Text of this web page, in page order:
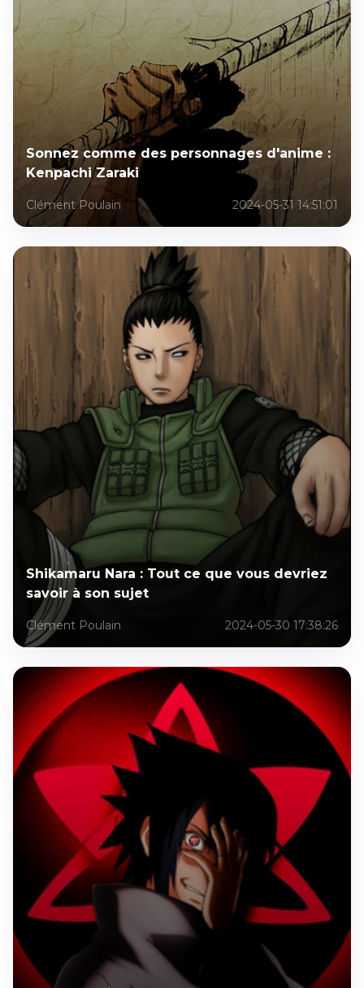
Sonnez comme des personnages d'anime :
Kenpachi Zaraki
Clément Poulain 2024-05-31 14:51:01
Shikamaru Nara : Tout ce que vous devriez
savoir à son sujet
Clément Poulain 2024-05-30 17:38:26